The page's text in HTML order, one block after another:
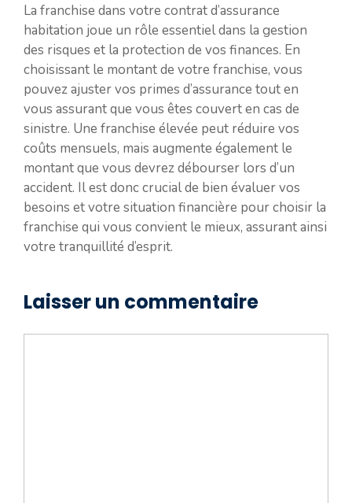
La franchise dans votre contrat d’assurance
habitation joue un rôle essentiel dans la gestion
des risques et la protection de vos finances. En
choisissant le montant de votre franchise, vous
pouvez ajuster vos primes d’assurance tout en
vous assurant que vous êtes couvert en cas de
sinistre. Une franchise élevée peut réduire vos
coûts mensuels, mais augmente également le
montant que vous devrez débourser lors d’un
accident. Il est donc crucial de bien évaluer vos
besoins et votre situation financière pour choisir la
franchise qui vous convient le mieux, assurant ainsi
votre tranquillité d’esprit.
Laisser un commentaire